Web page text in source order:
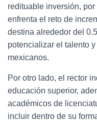
redituable inversión,
enfrenta el reto de
destina alrededor del
potencializar el talento
mexicanos.
Por otro lado, el rector
educación superior,
académicos de
incluir dentro de su